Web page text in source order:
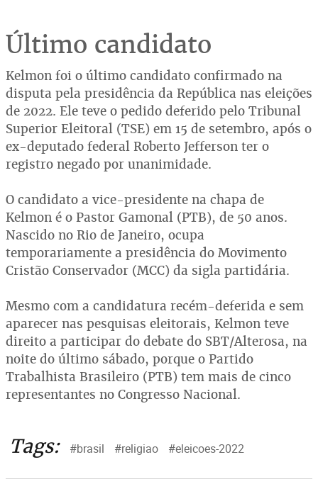
Último candidato
Kelmon foi o último candidato confirmado na
disputa pela presidência da República nas eleições
de 2022. Ele teve o pedido deferido pelo Tribunal
Superior Eleitoral (TSE) em 15 de setembro, após o
ex-deputado federal Roberto Jefferson ter o
registro negado por unanimidade.
O candidato a vice-presidente na chapa de
Kelmon é o Pastor Gamonal (PTB), de 50 anos.
Nascido no Rio de Janeiro, ocupa
temporariamente a presidência do Movimento
Cristão Conservador (MCC) da sigla partidária.
Mesmo com a candidatura recém-deferida e sem
aparecer nas pesquisas eleitorais, Kelmon teve
direito a participar do debate do SBT/Alterosa, na
noite do último sábado, porque o Partido
Trabalhista Brasileiro (PTB) tem mais de cinco
representantes no Congresso Nacional.
Tags: #brasil #religiao #eleicoes-2022